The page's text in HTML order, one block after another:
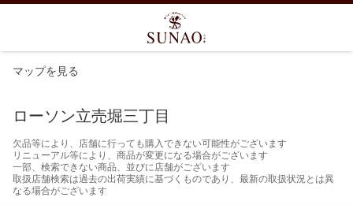
マップを見る
ローソン立売堀三丁目
欠品等により、店舗に行っても購入できない可能性がございます
リニューアル等により、商品が変更になる場合がございます
一部、検索できない商品、並びに店舗がございます
取扱店舗検索は過去の出荷実績に基づくものであり、最新の取扱状況とは異
なる場合がございます